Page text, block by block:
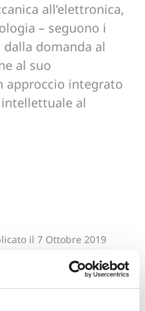
all’elettronica,
– seguono i
domanda al
al suo
approccio integrato
al
il 7 Ottobre 2019